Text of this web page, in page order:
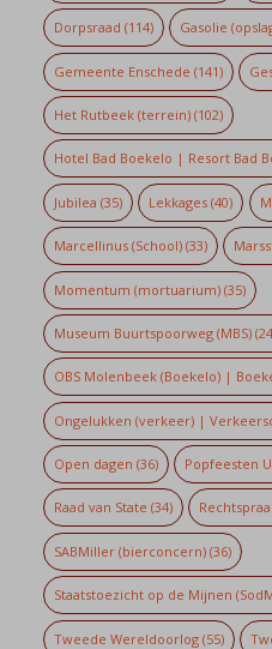
Dorpsraad (114) Gasolie
Gemeente Enschede (141)
Het Rutbeek (terrein)(102)
Hotel Bad Boekelo | Resort Bad
Jubilea (35) Lekkages (40)
Marcellinus (School)(33)
Momentum (mortuarium)(35)
Museum Buurtspoorweg (MBS)
OBS Molenbeek (Boekelo) |
Ongelukken (verkeer) |
Open dagen (36) Popfeesten
Raad van State (34)
SABMiller (bierconcern)(36)
Staatstoezicht op de Mijnen
Tweede Wereldoorlog(55)